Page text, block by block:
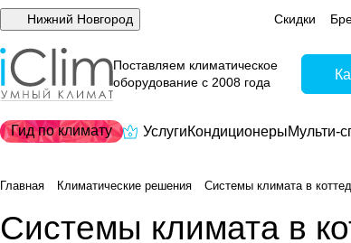
Нижний Новгород Скидки
Поставляем климатическое
оборудование с 2008 года
Гид по климату УслугиКондиционерыМульти-
Главная Климатические решения Системы климата в
Системы климата в